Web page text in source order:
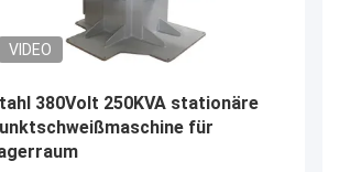
VIDEO
Volt-CNC-Schweißwiderstand
Kupferdraht-Spot-